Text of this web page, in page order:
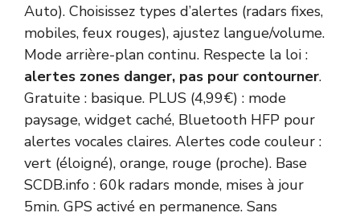
Auto). Choisissez types d’alertes (radars fixes,
mobiles, feux rouges), ajustez langue/volume.
Mode arrière-plan continu. Respecte la loi :
alertes zones danger, pas pour contourner.
Gratuite : basique. PLUS (4,99€) : mode
paysage, widget caché, Bluetooth HFP pour
alertes vocales claires. Alertes code couleur :
vert (éloigné), orange, rouge (proche). Base
SCDB.info : 60k radars monde, mises à jour
5min. GPS activé en permanence. Sans